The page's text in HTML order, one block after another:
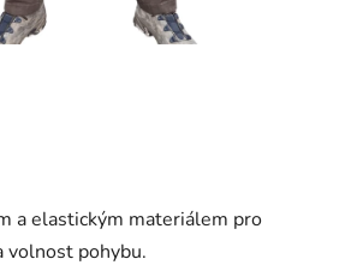
a elastickým materiálem pro
volnost pohybu.